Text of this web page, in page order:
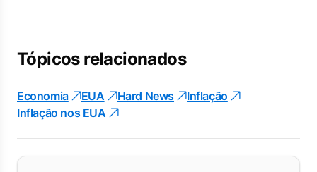
Tópicos relacionados
Economia EUA Hard News
Inflação
Inflação nos EUA